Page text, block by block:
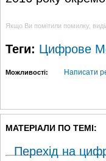
Якщо Ви помітили помилку,
Теги: Цифрове
Можливості: Написати
МАТЕРІАЛИ ПО ТЕМІ:
Перехід на